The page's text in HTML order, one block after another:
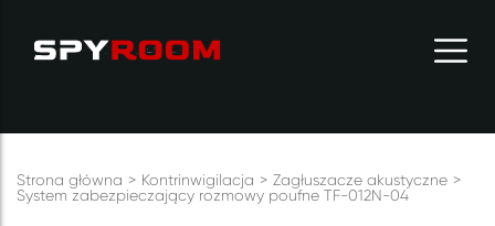
Strona główna Kontrinwigilacja
Zagłuszacze akustyczne
System zabezpieczający rozmowy poufne TF-012N-04